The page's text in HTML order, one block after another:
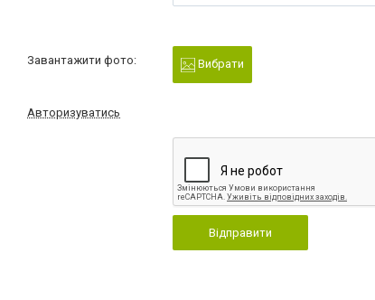
Завантажити фото: Вибрати
Авторизуватись
Відправити